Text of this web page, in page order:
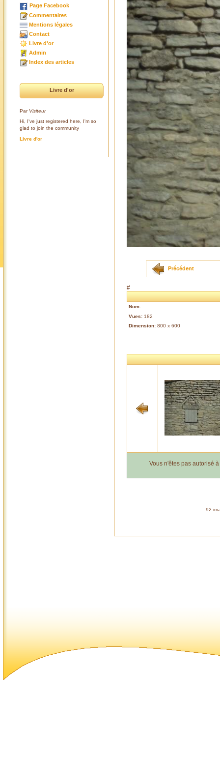
Page Facebook
Commentaires
Mentions légales
Contact
Livre d'or
Admin
Index des articles
Livre d'or
Par Visiteur
Hi, I've just registered here, I'm so
glad to join the community
Livre d'or
Précédent
#
Nom:
Vues: 182
Dimension: 800 x 600
Vous n'êtes pas autorisé
92